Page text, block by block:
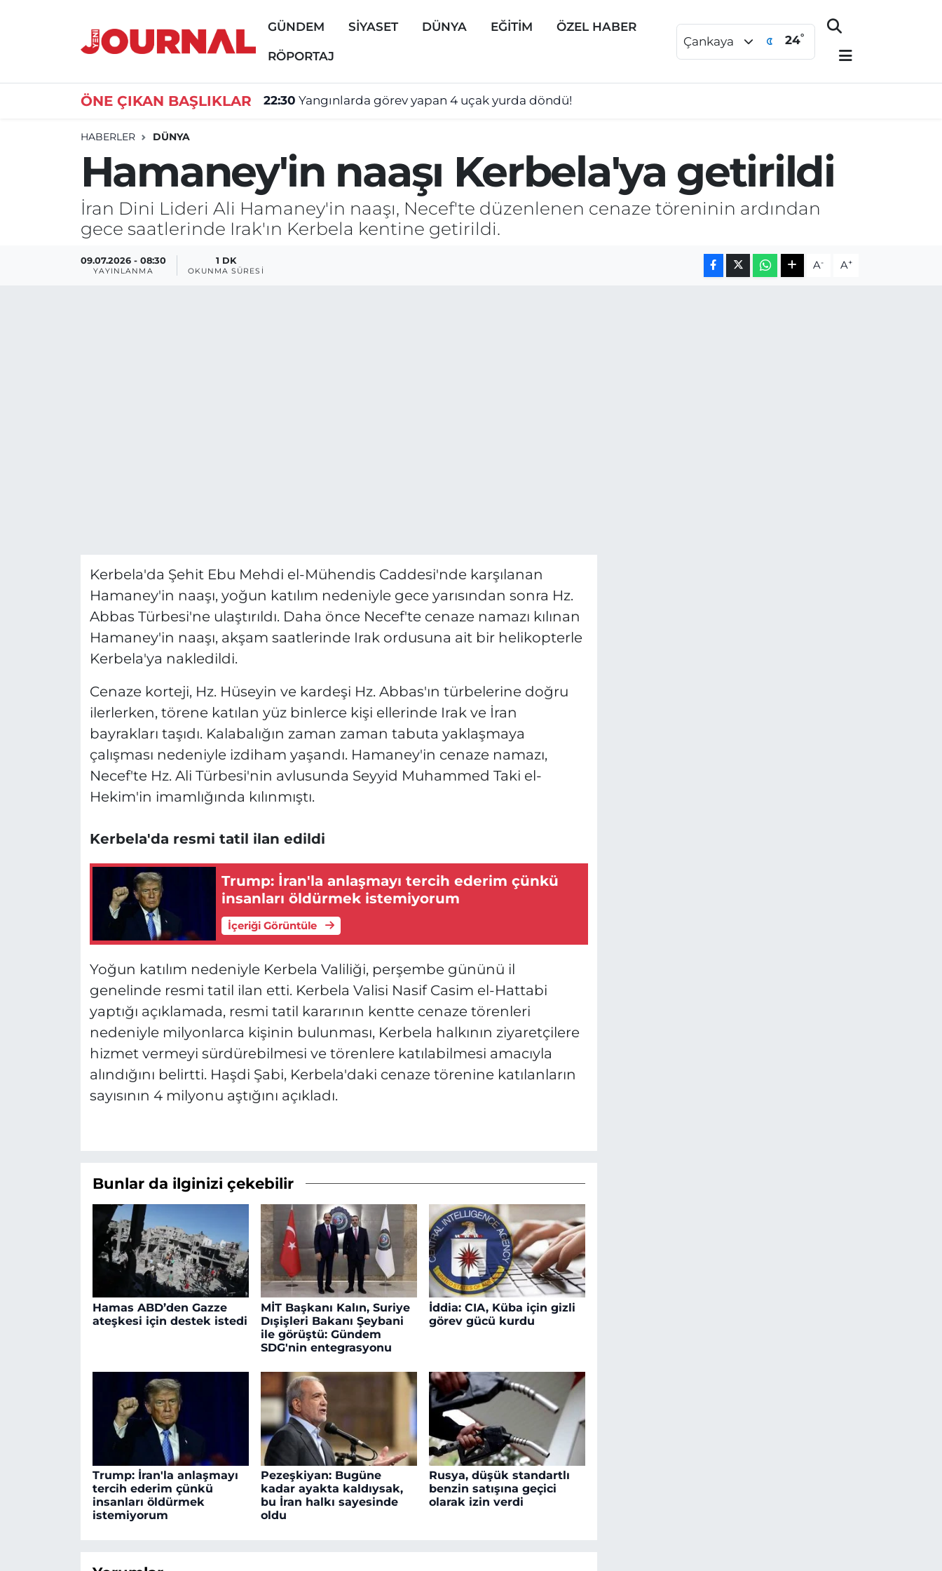
GÜNDEM SİYASET DÜNYA EĞİTİM ÖZEL HABER
RÖPORTAJ
Çankaya 24°
ÖNE ÇIKAN BAŞLIKLAR 22:30 Yangınlarda görev yapan 4 uçak yurda döndü!
HABERLER DÜNYA
Hamaney'in naaşı Kerbela'ya getirildi
İran Dini Lideri Ali Hamaney'in naaşı, Necef'te düzenlenen cenaze töreninin ardından
gece saatlerinde Irak'ın Kerbela kentine getirildi.
09.07.2026 - 08:30
YAYINLANMA
1 DK
OKUNMA SÜRESI A- A+
Kerbela'da Şehit Ebu Mehdi el-Mühendis Caddesi'nde karşılanan
Hamaney'in naaşı, yoğun katılım nedeniyle gece yarısından sonra Hz.
Abbas Türbesi'ne ulaştırıldı. Daha önce Necef'te cenaze namazı kılınan
Hamaney'in naaşı, akşam saatlerinde Irak ordusuna ait bir helikopterle
Kerbela'ya nakledildi.
Cenaze korteji, Hz. Hüseyin ve kardeşi Hz. Abbas'ın türbelerine doğru
ilerlerken, törene katılan yüz binlerce kişi ellerinde Irak ve İran
bayrakları taşıdı. Kalabalığın zaman zaman tabuta yaklaşmaya
çalışması nedeniyle izdiham yaşandı. Hamaney'in cenaze namazı,
Necef'te Hz. Ali Türbesi'nin avlusunda Seyyid Muhammed Taki el-
Hekim'in imamlığında kılınmıştı.
Kerbela'da resmi tatil ilan edildi
Trump: İran'la anlaşmayı tercih ederim çünkü
insanları öldürmek istemiyorum
İçeriği Görüntüle
Yoğun katılım nedeniyle Kerbela Valiliği, perşembe gününü il
genelinde resmi tatil ilan etti. Kerbela Valisi Nasif Casim el-Hattabi
yaptığı açıklamada, resmi tatil kararının kentte cenaze törenleri
nedeniyle milyonlarca kişinin bulunması, Kerbela halkının ziyaretçilere
hizmet vermeyi sürdürebilmesi ve törenlere katılabilmesi amacıyla
alındığını belirtti. Haşdi Şabi, Kerbela'daki cenaze törenine katılanların
sayısının 4 milyonu aştığını açıkladı.
Bunlar da ilginizi çekebilir
Hamas ABD’den Gazze
ateşkesi için destek istedi
MİT Başkanı Kalın, Suriye
Dışişleri Bakanı Şeybani
ile görüştü: Gündem
SDG'nin entegrasyonu
İddia: CIA, Küba için gizli
görev gücü kurdu
Trump: İran'la anlaşmayı
tercih ederim çünkü
insanları öldürmek
istemiyorum
Pezeşkiyan: Bugüne
kadar ayakta kaldıysak,
bu İran halkı sayesinde
oldu
Rusya, düşük standartlı
benzin satışına geçici
olarak izin verdi
GÜNDEM
DÜNYA
EĞİTİM
ÖZEL HABER
Nöbetçi Eczaneler
Süper Lig Puan Durumu ve Fikstür
Tüm Manşetler
Son Dakika Haberleri
Haber Arşivi